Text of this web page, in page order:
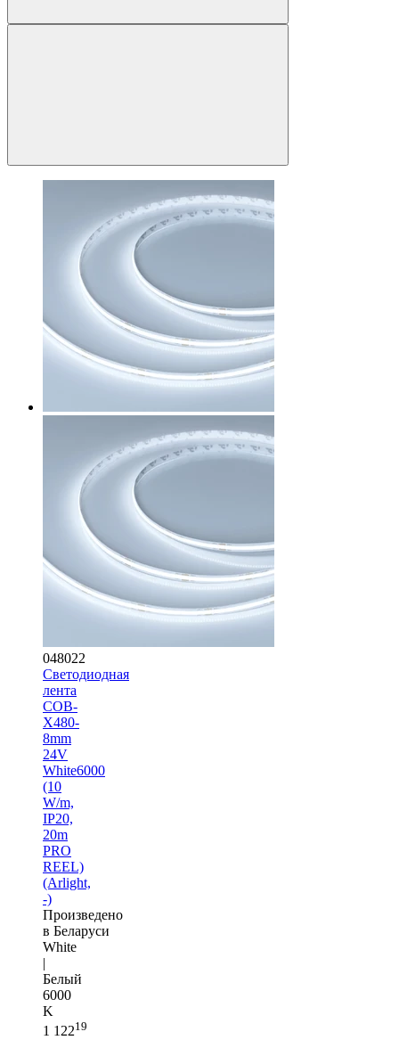
048022
Светодиодная
лента
COB-
X480-
8mm
24V
White6000
(10
W/m,
IP20,
20m
PRO
REEL)
(Arlight,
-)
Произведено
в Беларуси
White
|
Белый
6000
K
1 12219